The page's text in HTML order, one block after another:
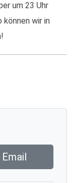
um 23 Uhr
können wir in